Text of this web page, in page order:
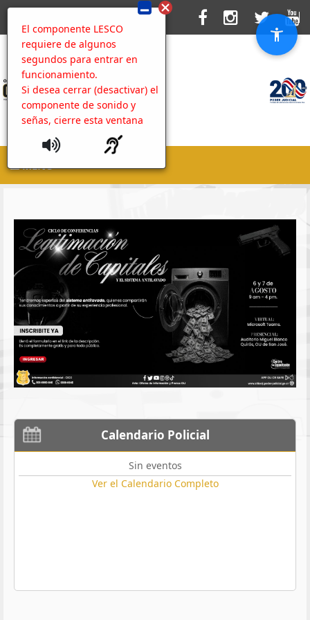
El componente LESCO
requiere de algunos
segundos para entrar en
funcionamiento.
Si desea cerrar (desactivar) el
componente de sonido y
señas, cierre esta ventana
MENU
Calendario Policial
Sin eventos
Ver el Calendario Completo